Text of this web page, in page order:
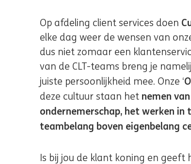
Op afdeling client services doen
elke dag weer de wensen van
dus niet zomaar een
van de CLT-teams breng je
juiste persoonlijkheid mee. Onze ‘
deze cultuur staan het nemen
ondernemerschap, het werken in
teambelang boven eigenbelang
Is bij jou de klant koning en